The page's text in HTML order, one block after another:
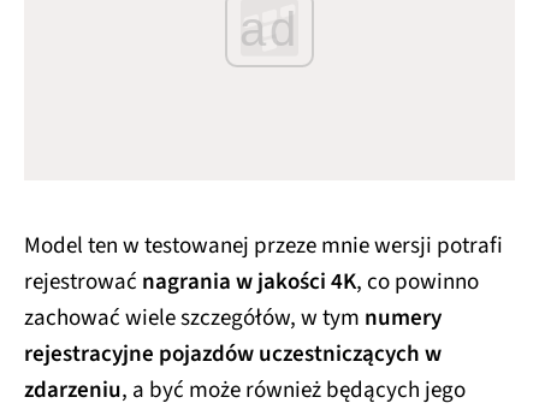
ad
Model ten w testowanej przeze mnie wersji potrafi
rejestrować nagrania w jakości 4K, co powinno
zachować wiele szczegółów, w tym numery
rejestracyjne pojazdów uczestniczących w
zdarzeniu, a być może również będących jego